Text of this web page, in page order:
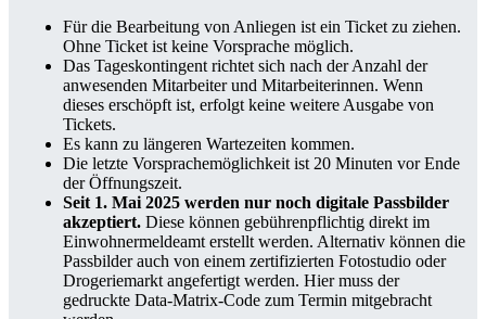
Für die Bearbeitung von Anliegen ist ein Ticket zu ziehen.
Ohne Ticket ist keine Vorsprache möglich.
Das Tageskontingent richtet sich nach der Anzahl der
anwesenden Mitarbeiter und Mitarbeiterinnen. Wenn
dieses erschöpft ist, erfolgt keine weitere Ausgabe von
Tickets.
Es kann zu längeren Wartezeiten kommen.
Die letzte Vorsprachemöglichkeit ist 20 Minuten vor Ende
der Öffnungszeit.
Seit 1. Mai 2025 werden nur noch digitale Passbilder
akzeptiert. Diese können gebührenpflichtig direkt im
Einwohnermeldeamt erstellt werden. Alternativ können die
Passbilder auch von einem zertifizierten Fotostudio oder
Drogeriemarkt angefertigt werden. Hier muss der
gedruckte Data-Matrix-Code zum Termin mitgebracht